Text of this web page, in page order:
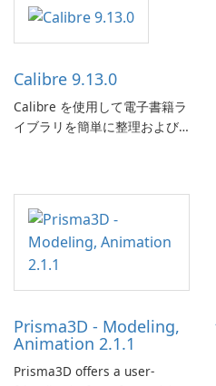
Calibre 9.13.0
Calibre を使用して電子書籍ラ
イブラリを簡単に整理および
Prisma3D - Modeling,
Animation 2.1.1
Prisma3D offers a user-